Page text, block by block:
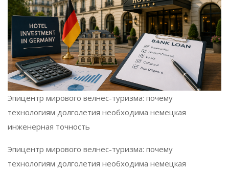
Эпицентр мирового велнес-туризма: почему
технологиям долголетия необходима немецкая
инженерная точность
Эпицентр мирового велнес-туризма: почему
технологиям долголетия необходима немецкая